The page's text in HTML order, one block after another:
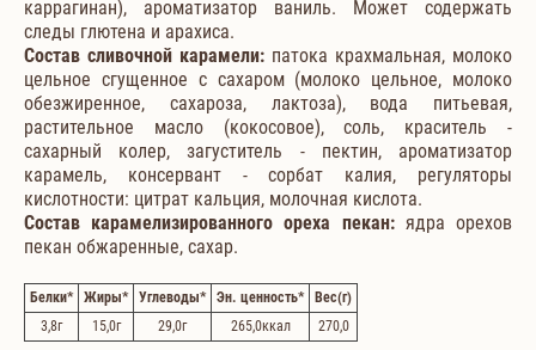
каррагинан), ароматизатор ваниль. Может содержать
следы глютена и арахиса.
Состав сливочной карамели: патока крахмальная, молоко
цельное сгущенное с сахаром (молоко цельное, молоко
обезжиренное, сахароза, лактоза), вода питьевая,
растительное масло (кокосовое), соль, краситель -
сахарный колер, загуститель - пектин, ароматизатор
карамель, консервант - сорбат калия, регуляторы
кислотности: цитрат кальция, молочная кислота.
Состав карамелизированного ореха пекан:ядра орехов
пекан обжаренные, сахар.
Белки* Жиры* Углеводы* Эн. ценность* Вес(г)
3,8г 15,0г 29,0г 265,0ккал 270,0